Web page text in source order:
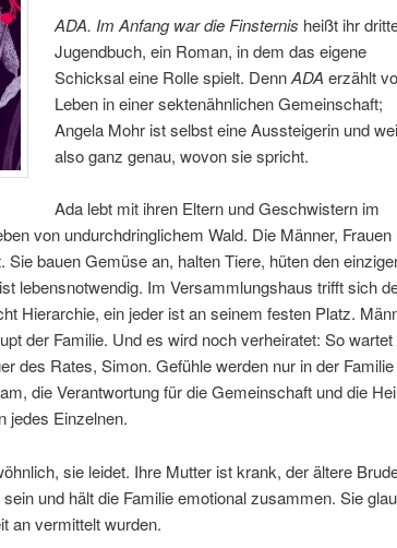
ADA. Im Anfang war die Finsternis heißt ihr
Jugendbuch, ein Roman, in dem das eigene
Schicksal eine Rolle spielt. DennADA erzählt
Leben in einer sektenähnlichen Gemeinschaft;
Angela Mohr ist selbst eine Aussteigerin und
also ganz genau, wovon sie spricht.
Ada lebt mit ihren Eltern und Geschwistern im
von undurchdringlichem Wald. Die Männer, Frauen
bauen Gemüse an, halten Tiere, hüten den
lebensnotwendig. Im Versammlungshaus trifft sich
Hierarchie, ein jeder ist an seinem festen Platz.
der Familie. Und es wird noch verheiratet: So wartet
des Rates, Simon. Gefühle werden nur in der Familie
die Verantwortung für die Gemeinschaft und die
jedes Einzelnen.
sie leidet. Ihre Mutter ist krank, der ältere
und hält die Familie emotional zusammen. Sie
an vermittelt wurden.